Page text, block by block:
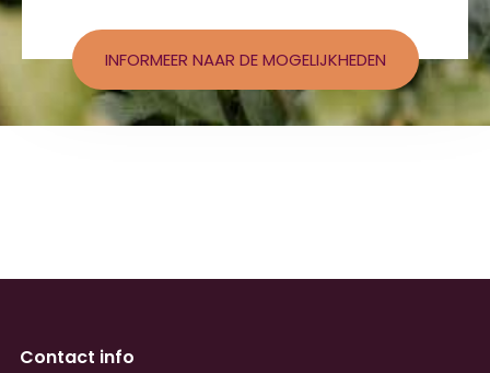
INFORMEER NAAR DE MOGELIJKHEDEN
Contact info